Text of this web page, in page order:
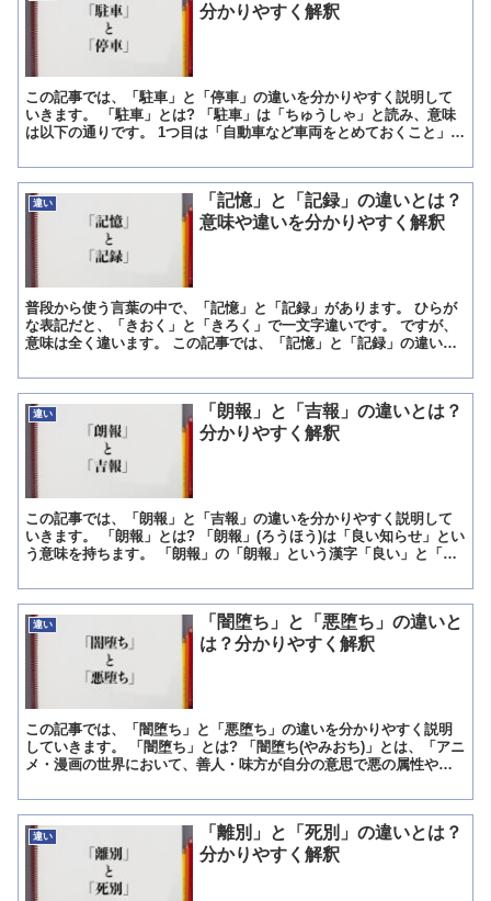
分かりやすく解釈
この記事では、「駐車」と「停車」の違いを分かりやすく説明して
いきます。 「駐車」とは? 「駐車」は「ちゅうしゃ」と読み、意味
は以下の通りです。 1つ目は「自動車など車両をとめておくこと」と
違い
「記憶」と「記録」の違いとは？
意味や違いを分かりやすく解釈
普段から使う言葉の中で、「記憶」と「記録」があります。 ひらが
な表記だと、「きおく」と「きろく」で一文字違いです。 ですが、
意味は全く違います。 この記事では、「記憶」と「記録」の違いを
違い
「朗報」と「吉報」の違いとは？
分かりやすく解釈
この記事では、「朗報」と「吉報」の違いを分かりやすく説明して
いきます。 「朗報」とは? 「朗報」(ろうほう)は「良い知らせ」とい
う意味を持ちます。 「朗報」の「朗報」という漢字「良い」と「明
違い
「闇堕ち」と「悪堕ち」の違いと
は？分かりやすく解釈
この記事では、「闇堕ち」と「悪堕ち」の違いを分かりやすく説明
していきます。 「闇堕ち」とは? 「闇堕ち(やみおち)」とは、「アニ
メ・漫画の世界において、善人・味方が自分の意思で悪の属性や価
違い
「離別」と「死別」の違いとは？
分かりやすく解釈